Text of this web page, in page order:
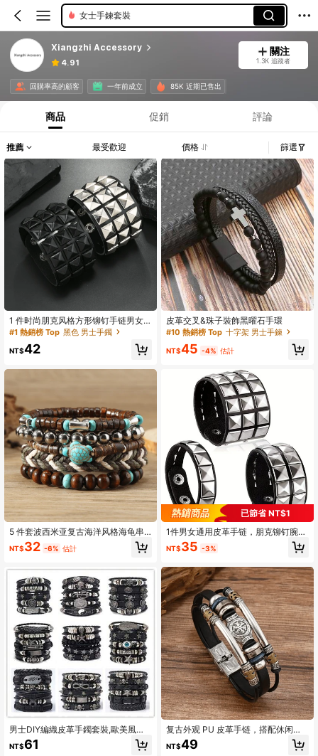
男士手繩
Xiangzhi Accessory
4.91
關注
1.3K 追蹤者
回購率高的顧客 一年前成立 85K 近期已售出
商品 促銷 評論
推薦 最受歡迎 價格 篩選
1 件时尚朋克风格方形铆钉手链男女
通用，个性化街头风格腕带，适合夜
店、万圣节、休闲装和礼物，皮革手
链
#1 熱銷榜 Top 黑色 男士手鐲
NT$42
5 件套波西米亚复古海洋风格海龟串
珠手链套装 - 适合男士和女士，非常
适合夏季海滩穿着
NT$32 -6% 估計
男士DIY編織皮革手鐲套裝,歐美風格
骷髏頭和串珠龐克混合性手掌裝飾物
NT$61
皮革交叉&珠子裝飾黑曜石手環
#10 熱銷榜 Top 十字架 男士手鍊
NT$45 -4% 估計
已節省 NT$1
1件男女通用皮革手链，朋克铆钉腕
带，可调节摇滚朋克铆钉皮革手链，
男女通用哥特朋克摇滚尖刺铆钉开口
NT$35 -3%
复古外观 PU 皮革手链，搭配休闲扣
环设计
NT$49